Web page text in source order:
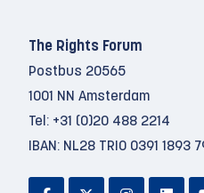
The Rights Forum
Postbus 20565
1001 NN Amsterdam
Tel: +31 (0)20 488 2214
IBAN: NL28 TRIO 0391 1893